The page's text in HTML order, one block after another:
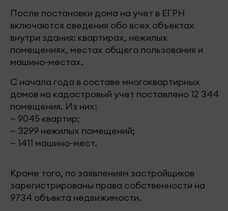
После постановки дома на учет в ЕГРН
включаются сведения обо всех объектах
внутри здания: квартирах, нежилых
помещениях, местах общего пользования и
машино-местах.
С начала года в составе многоквартирных
домов на кадастровый учет поставлено 12 344
помещения. Из них:
— 9045 квартир;
— 3299 нежилых помещений;
— 1411 машино-мест.
Кроме того, по заявлениям застройщиков
зарегистрированы права собственности на
9734 объекта недвижимости.